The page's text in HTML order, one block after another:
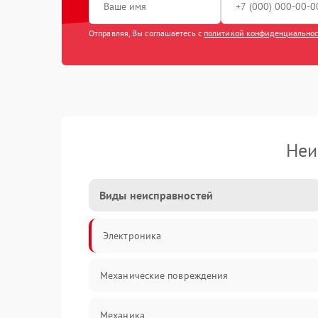
Отправляя, Вы соглашаетесь с политикой
Виды неисправностей
Электроника
Механические повреждения
Механика